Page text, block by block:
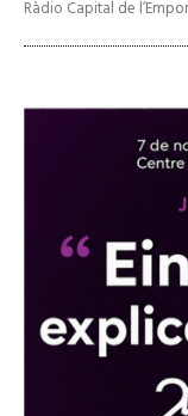
Ràdio Capital de